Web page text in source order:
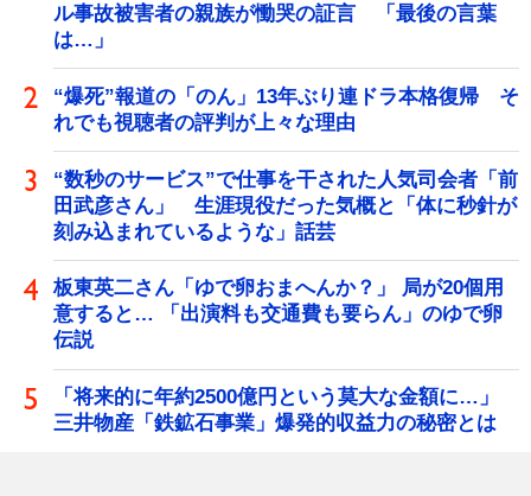
ル事故被害者の親族が慟哭の証言 「最後の言葉
は…」
“爆死”報道の「のん」13年ぶり連ドラ本格復帰 そ
れでも視聴者の評判が上々な理由
“数秒のサービス”で仕事を干された人気司会者「前
田武彦さん」 生涯現役だった気概と「体に秒針が
刻み込まれているような」話芸
板東英二さん「ゆで卵おまへんか？」 局が20個用
意すると… 「出演料も交通費も要らん」のゆで卵
伝説
「将来的に年約2500億円という莫大な金額に…」
三井物産「鉄鉱石事業」爆発的収益力の秘密とは